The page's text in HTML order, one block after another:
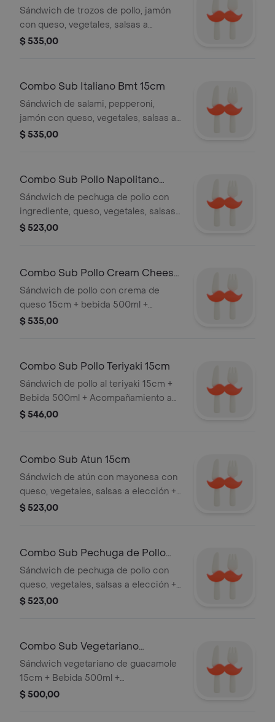
15cm
Sándwich de trozos de pollo, jamón
con queso, vegetales, salsas a
elección + Bebida 500ml +
$ 535,00
Combo Sub Italiano Bmt 15cm
Sándwich de salami, pepperoni,
jamón con queso, vegetales, salsas a
elección + Bebida 500ml +
$ 535,00
Combo Sub Pollo Napolitano
15cm
Sándwich de pechuga de pollo con
ingrediente, queso, vegetales, salsas
a elección + Bebida 500ml +
$ 523,00
Combo Sub Pollo Cream Cheese
15cm
Sándwich de pollo con crema de
queso 15cm + bebida 500ml +
Acompañamiento a elección
$ 535,00
Combo Sub Pollo Teriyaki 15cm
Sándwich de pollo al teriyaki 15cm +
Bebida 500ml + Acompañamiento a
elección
$ 546,00
Combo Sub Atun 15cm
Sándwich de atún con mayonesa con
queso, vegetales, salsas a elección +
Bebida 500ml + Acompañamiento a
$ 523,00
Combo Sub Pechuga de Pollo
15cm
Sándwich de pechuga de pollo con
queso, vegetales, salsas a elección +
Bebida 500ml + Acompañamiento a
$ 523,00
Combo Sub Vegetariano
Guacamole 15cm
Sándwich vegetariano de guacamole
15cm + Bebida 500ml +
Acompañamiento a elección
$ 500,00